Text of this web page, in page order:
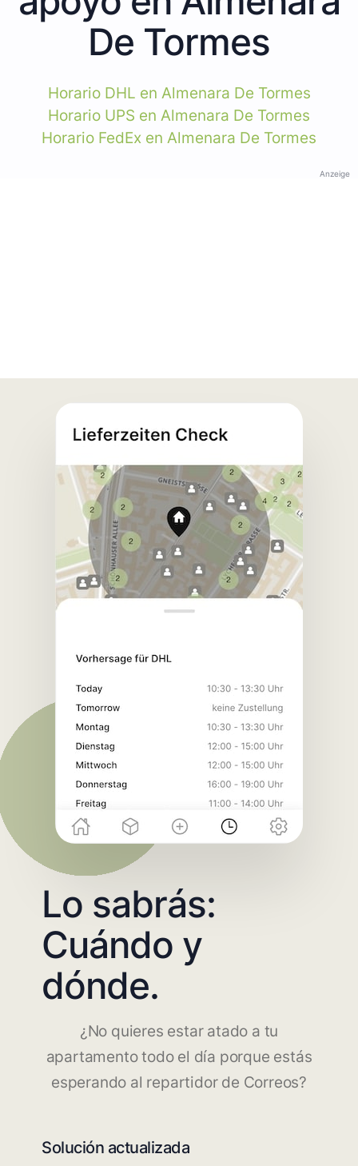
De Tormes
Horario DHL en Almenara De Tormes
Horario UPS en Almenara De Tormes
Horario FedEx en Almenara De Tormes
Anzeige
Lo sabrás:
Cuándo y
dónde.
¿No quieres estar atado a tu
apartamento todo el día porque estás
esperando al repartidor de Correos?
Solución actualizada